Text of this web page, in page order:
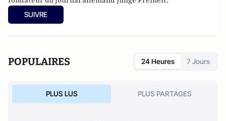
SUIVRE
POPULAIRES 24 Heures 7 Jours
PLUS LUS PLUS PARTAGES